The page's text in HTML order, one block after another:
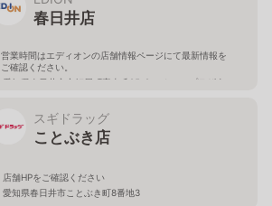
春日井店
営業時間はエディオンの店舗情報ページにて最新情報を
ご確認ください。
愛知県春日井市六軒屋町字東丘25-2 アクロスプラザ春
スギドラッグ
ことぶき店
店舗HPをご確認ください
愛知県春日井市ことぶき町8番地3